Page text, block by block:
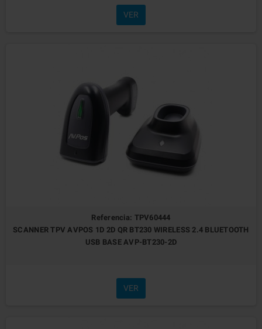
VER
Referencia: TPV60444
SCANNER TPV AVPOS 1D 2D QR BT230 WIRELESS 2.4 BLUETOOTH
USB BASE AVP-BT230-2D
VER